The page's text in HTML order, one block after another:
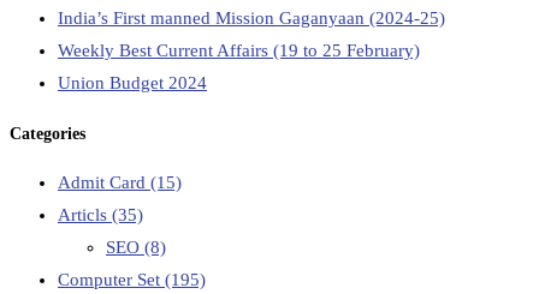
India’s First manned Mission Gaganyaan (2024-25)
Weekly Best Current Affairs (19 to 25 February)
Union Budget 2024
Categories
Admit Card (15)
Articls (35)
SEO (8)
Computer Set (195)